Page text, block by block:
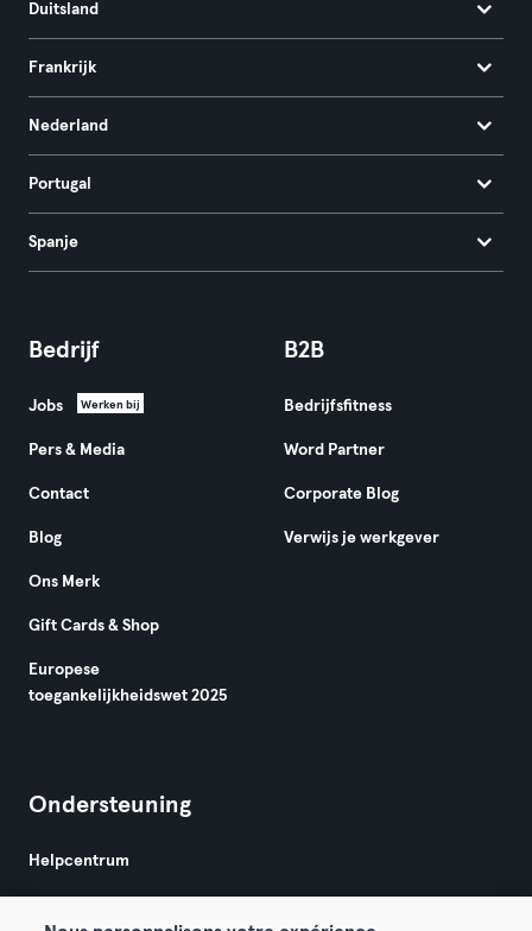
Duitsland
Frankrijk
Nederland
Portugal
Spanje
Bedrijf
Jobs Werken bij
Pers & Media
Contact
Blog
Ons Merk
Gift Cards & Shop
Europese
toegankelijkheidswet 2025
B2B
Bedrijfsfitness
Word Partner
Corporate Blog
Verwijs je werkgever
Ondersteuning
Helpcentrum